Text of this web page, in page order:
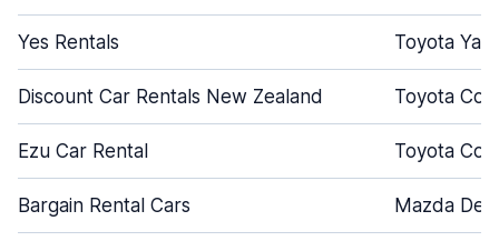
Yes Rentals Toyota
Discount Car Rentals New Zealand Toyota
Ezu Car Rental Toyota
Bargain Rental Cars Mazda